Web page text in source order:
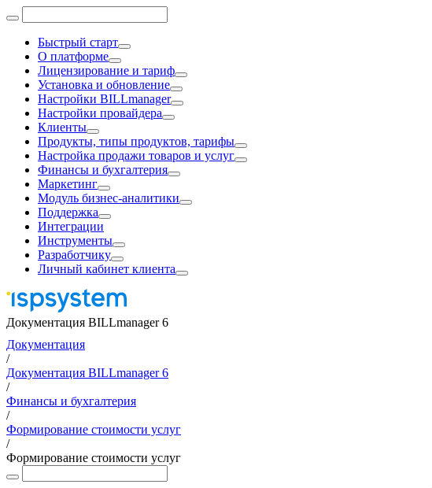
Быстрый старт
О платформе
Лицензирование и тариф
Установка и обновление
Настройки BILLmanager
Настройки провайдера
Клиенты
Продукты, типы продуктов, тарифы
Настройка продажи товаров и услуг
Финансы и бухгалтерия
Маркетинг
Модуль бизнес-аналитики
Поддержка
Интеграции
Инструменты
Разработчику
Личный кабинет клиента
Документация BILLmanager 6
Документация
/
Документация BILLmanager 6
/
Финансы и бухгалтерия
/
Формирование стоимости услуг
/
Формирование стоимости услуг